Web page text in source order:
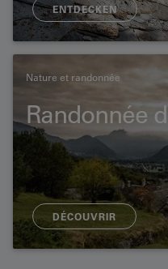
ENTDECKEN
Nature et randonnée
Randonnée
DÉCOUVRIR